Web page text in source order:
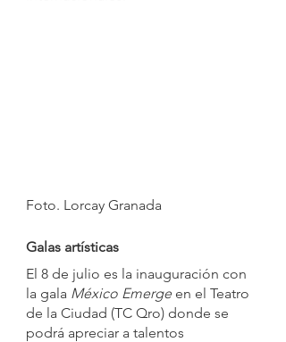
Foto. Lorcay Granada
Galas artísticas
El 8 de julio es la inauguración con
la gala México Emerge en el Teatro
de la Ciudad (TC Qro) donde se
podrá apreciar a talentos